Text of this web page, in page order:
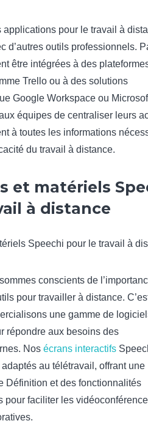
applications pour le travail à
d’autres outils professionnels.
être intégrées à des
Trello ou à des solutions
Google Workspace ou
équipes de centraliser leurs
à toutes les informations
du travail à distance.
et matériels
à distance
conscients de
pour travailler à distance.
une gamme de
répondre aux besoins des
Nos écrans interactifs
au télétravail, offrant une
Définition et des fonctionnalités
pour faciliter les